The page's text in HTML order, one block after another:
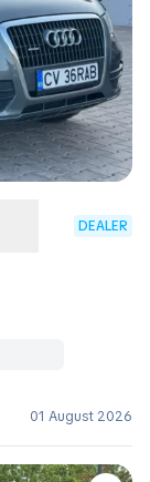
DEALER
01 August 2026